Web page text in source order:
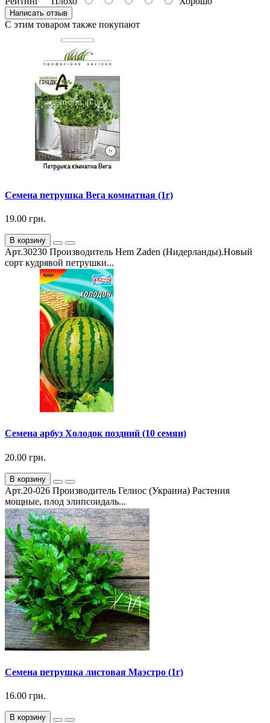
Написать отзыв
С этим товаром также покупают
Семена петрушка Вега комнатная (1г)
19.00 грн.
В корзину
Арт.30230 Производитель Hem Zaden (Нидерланды).Новый
сорт кудрявой петрушки...
Семена арбуз Холодок поздний (10 семян)
20.00 грн.
В корзину
Арт.20-026 Производитель Гелиос (Украина) Растения
мощные, плод элипсоидаль...
Семена петрушка листовая Маэстро (1г)
16.00 грн.
В корзину